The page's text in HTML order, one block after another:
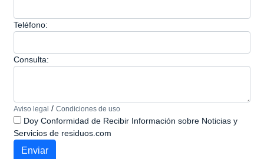
Teléfono:
Consulta:
Aviso legal / Condiciones de uso
Doy Conformidad de Recibir Información sobre Noticias y
Servicios de residuos.com